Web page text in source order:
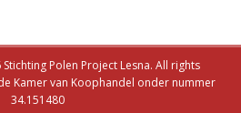
Polen Project Lesna. All rights
Kamer van Koophandel onder nummer
34.151480